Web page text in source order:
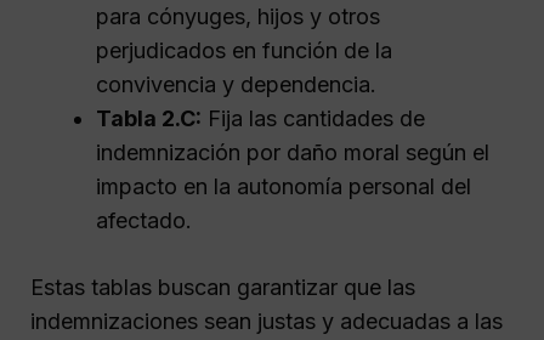
para cónyuges, hijos y otros
perjudicados en función de la
convivencia y dependencia.
Tabla 2.C: Fija las cantidades de
indemnización por daño moral según el
impacto en la autonomía personal del
afectado.
Estas tablas buscan garantizar que las
indemnizaciones sean justas y adecuadas a las